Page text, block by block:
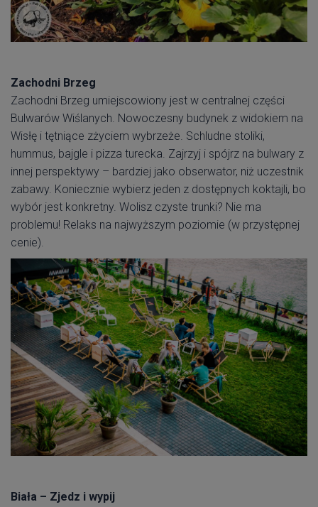
Zachodni Brzeg
Zachodni Brzeg umiejscowiony jest w centralnej części
Bulwarów Wiślanych. Nowoczesny budynek z widokiem na
Wisłę i tętniące zżyciem wybrzeże. Schludne stoliki,
hummus, bajgle i pizza turecka. Zajrzyj i spójrz na bulwary z
innej perspektywy – bardziej jako obserwator, niż uczestnik
zabawy. Koniecznie wybierz jeden z dostępnych koktajli, bo
wybór jest konkretny. Wolisz czyste trunki? Nie ma
problemu! Relaks na najwyższym poziomie (w przystępnej
cenie).
Biała – Zjedz i wypij